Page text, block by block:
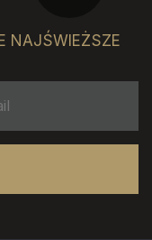
NAJŚWIEŻSZE